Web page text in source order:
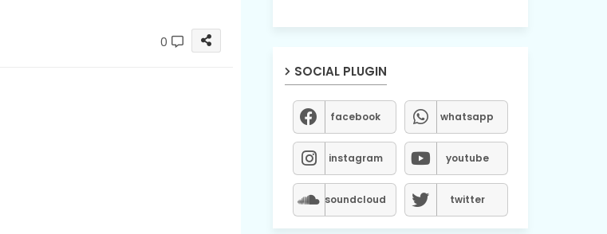
0
SOCIAL PLUGIN
facebook whatsapp
instagram youtube
soundcloud twitter